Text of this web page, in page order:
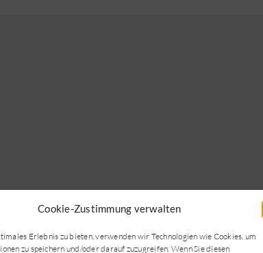
Cookie-Zustimmung verwalten
Erlebnis zu bieten, verwenden wir Technologien wie Cookies, um
zu speichern und/oder darauf zuzugreifen. Wenn Sie diesen